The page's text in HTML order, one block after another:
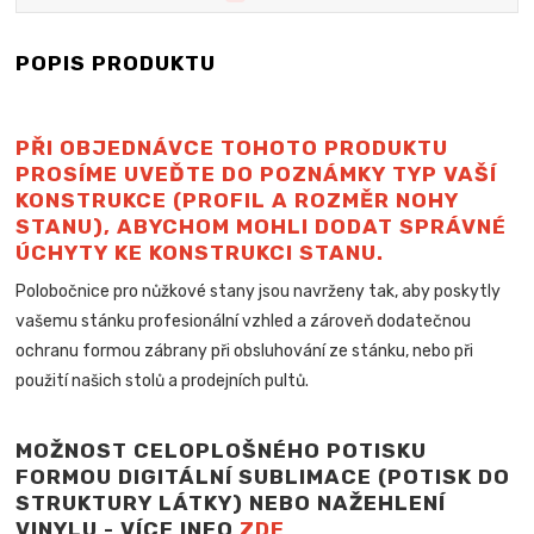
POPIS PRODUKTU
PŘI OBJEDNÁVCE TOHOTO PRODUKTU
PROSÍME UVEĎTE DO POZNÁMKY TYP VAŠÍ
KONSTRUKCE (PROFIL A ROZMĚR NOHY
STANU), ABYCHOM MOHLI DODAT SPRÁVNÉ
ÚCHYTY KE KONSTRUKCI STANU.
Polobočnice pro nůžkové stany jsou navrženy tak, aby poskytly
vašemu stánku profesionální vzhled a zároveň dodatečnou
ochranu formou zábrany při obsluhování ze stánku, nebo při
použití našich stolů aprodejních pultů.
MOŽNOST CELOPLOŠNÉHO POTISKU
FORMOU DIGITÁLNÍ SUBLIMACE (POTISK DO
STRUKTURY LÁTKY) NEBO NAŽEHLENÍ
VINYLU - VÍCE INFO ZDE